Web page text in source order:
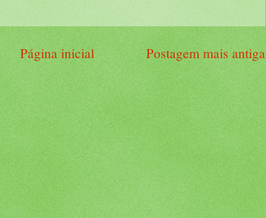
Postagem mais antiga
Página inicial